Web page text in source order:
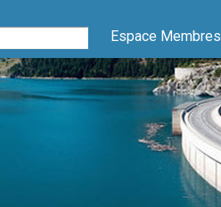
Espace Membres